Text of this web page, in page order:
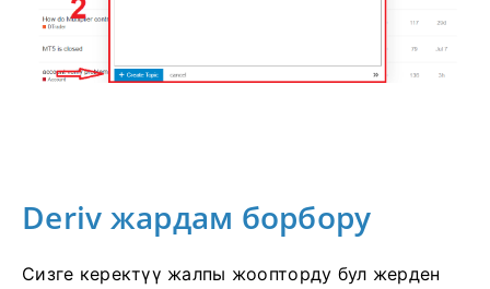
Deriv жардам борбору
Сизге керектүү жалпы жоопторду бул жерден